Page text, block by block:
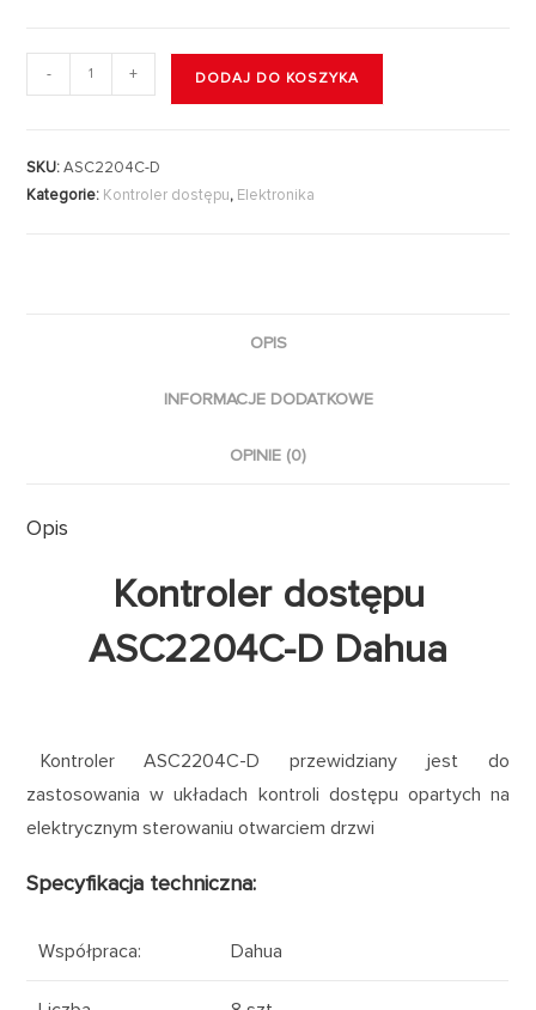
- + DODAJ DO KOSZYKA
SKU:ASC2204C-D
Kategorie: Kontroler dostępu, Elektronika
OPIS
INFORMACJE DODATKOWE
OPINIE (0)
Opis
Kontroler dostępu
ASC2204C-D Dahua
Kontroler ASC2204C-D przewidziany jest do
zastosowania w układach kontroli dostępu opartych na
elektrycznym sterowaniu otwarciem drzwi
Specyfikacja techniczna:
Współpraca: Dahua